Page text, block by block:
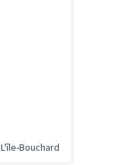
L'île-Bouchard